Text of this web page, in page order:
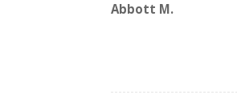
Abbott M.